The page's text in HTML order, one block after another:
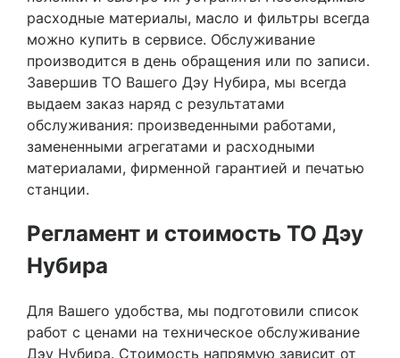
расходные материалы, масло и фильтры всегда
можно купить в сервисе. Обслуживание
производится в день обращения или по записи.
Завершив ТО Вашего Дэу Нубира, мы всегда
выдаем заказ наряд с результатами
обслуживания: произведенными работами,
замененными агрегатами и расходными
материалами, фирменной гарантией и печатью
станции.
Регламент и стоимость ТО Дэу
Нубира
Для Вашего удобства, мы подготовили список
работ с ценами на техническое обслуживание
Дэу Нубира. Стоимость напрямую зависит от